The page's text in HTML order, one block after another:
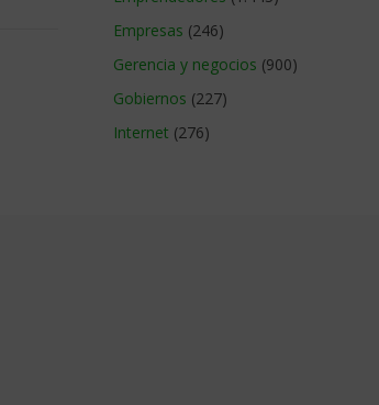
Empresas (246)
Gerencia y negocios (900)
Gobiernos (227)
Internet (276)